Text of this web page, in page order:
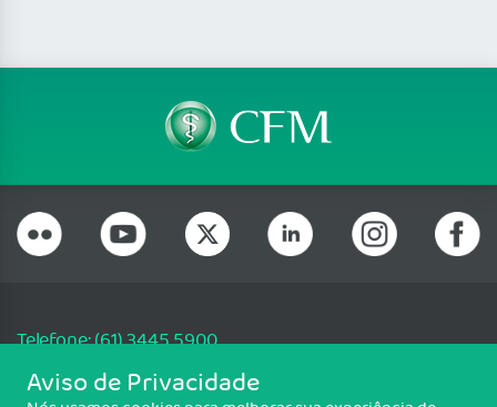
Telefone: (61) 3445 5900
Email: cfm@portalmedico.org.br
SGAS 616, Conjunto D, Lote 115, L2 Sul, Brasília/DF - CEP: 70200-760 -
Aviso de Privacidade